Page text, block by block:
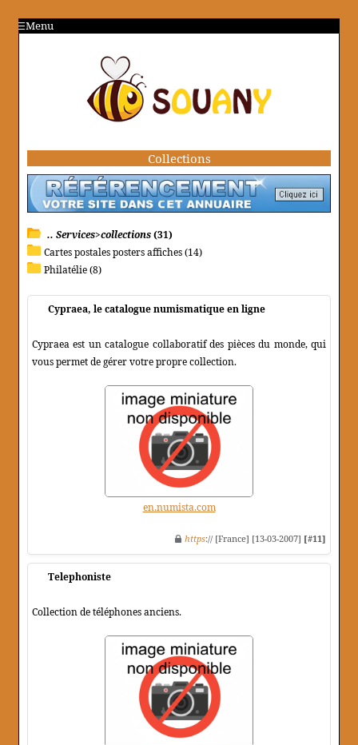
Menu
Collections
.. Services>collections(31)
Cartes postales posters affiches (14)
Philatélie (8)
Cypraea, le catalogue numismatique en ligne
Cypraea est un catalogue collaboratif des pièces du monde, qui
vous permet de gérer votre propre collection.
en.numista.com
https:// [France] [13-03-2007] [#11]
Telephoniste
Collection de téléphones anciens.